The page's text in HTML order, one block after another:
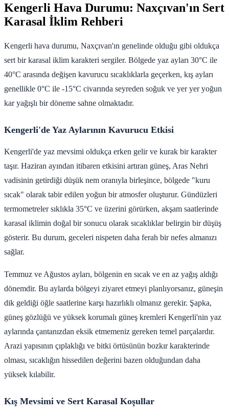
Kengerli Hava Durumu: Naxçıvan'ın Sert
Karasal İklim Rehberi
Kengerli hava durumu, Naxçıvan'ın genelinde olduğu gibi oldukça
sert bir karasal iklim karakteri sergiler. Bölgede yaz ayları 30°C ile
40°C arasında değişen kavurucu sıcaklıklarla geçerken, kış ayları
genellikle 0°C ile -15°C civarında seyreden soğuk ve yer yer yoğun
kar yağışlı bir döneme sahne olmaktadır.
Kengerli'de Yaz Aylarının Kavurucu Etkisi
Kengerli'de yaz mevsimi oldukça erken gelir ve kurak bir karakter
taşır. Haziran ayından itibaren etkisini artıran güneş, Aras Nehri
vadisinin getirdiği düşük nem oranıyla birleşince, bölgede "kuru
sıcak" olarak tabir edilen yoğun bir atmosfer oluşturur. Gündüzleri
termometreler sıklıkla 35°C ve üzerini görürken, akşam saatlerinde
karasal iklimin doğal bir sonucu olarak sıcaklıklar belirgin bir düşüş
gösterir. Bu durum, geceleri nispeten daha ferah bir nefes almanızı
sağlar.
Temmuz ve Ağustos ayları, bölgenin en sıcak ve en az yağış aldığı
dönemdir. Bu aylarda bölgeyi ziyaret etmeyi planlıyorsanız, güneşin
dik geldiği öğle saatlerine karşı hazırlıklı olmanız gerekir. Şapka,
güneş gözlüğü ve yüksek korumalı güneş kremleri Kengerli'nin yaz
aylarında çantanızdan eksik etmemeniz gereken temel parçalardır.
Arazi yapısının çıplaklığı ve bitki örtüsünün bozkır karakterinde
olması, sıcaklığın hissedilen değerini bazen olduğundan daha
yüksek kılabilir.
Kış Mevsimi ve Sert Karasal Koşullar